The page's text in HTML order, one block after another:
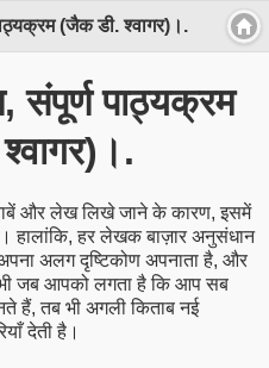
(जैक डी. श्वागर)।.
संपूर्ण पाठ्यक्रम
और लेख लिखे जाने के कारण, इसमें
हालांकि, हरलेखक बाज़ार अनुसंधान
अलग दृष्टिकोण अपनाता है, और
जब आपको लगता है कि आप सब
हैं, तब भी अगली किताब नई
देती है।